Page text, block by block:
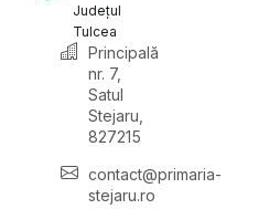
Județul
Tulcea
Principală
nr. 7,
Satul
Stejaru,
827215
contact@primaria-
stejaru.ro